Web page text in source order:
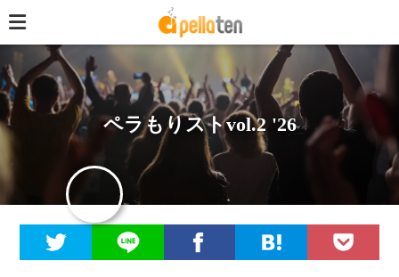
ペラもりストvol.2 '26